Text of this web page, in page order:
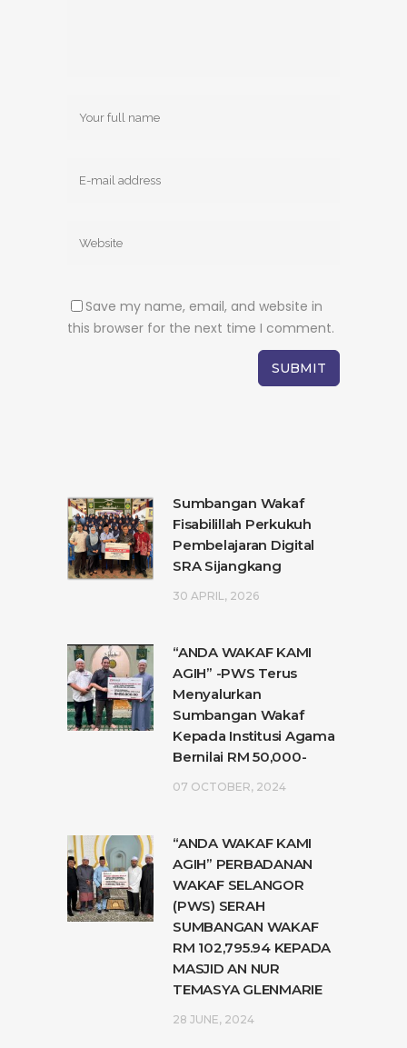
Save my name, email, and website in
this browser for the next time I comment.
Sumbangan Wakaf
Fisabilillah Perkukuh
Pembelajaran Digital
SRA Sijangkang
30 APRIL, 2026
“ANDA WAKAF KAMI
AGIH” -PWS Terus
Menyalurkan
Sumbangan Wakaf
Kepada Institusi Agama
Bernilai RM 50,000-
07 OCTOBER, 2024
“ANDA WAKAF KAMI
AGIH” PERBADANAN
WAKAF SELANGOR
(PWS) SERAH
SUMBANGAN WAKAF
RM 102,795.94 KEPADA
MASJID AN NUR
TEMASYA GLENMARIE
28 JUNE, 2024